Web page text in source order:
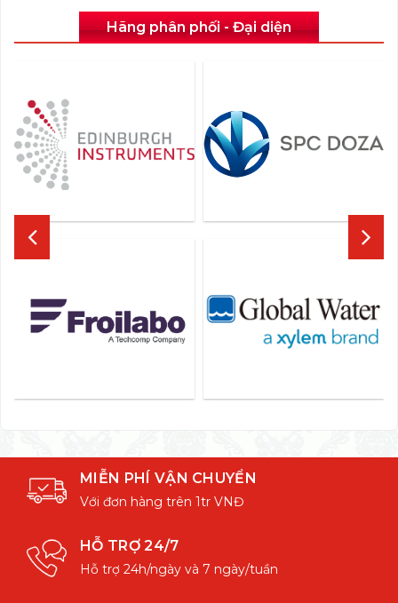
Hãng phân phối - Đại diện
MIỄN PHÍ VẬN CHUYỂN
Với đơn hàng trên 1tr VNĐ
HỖ TRỢ 24/7
Hỗ trợ 24h/ngày và 7 ngày/tuần